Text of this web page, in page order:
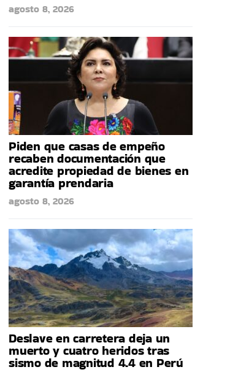
agosto 8, 2026
Piden que casas de empeño
recaben documentación que
acredite propiedad de bienes en
garantía prendaria
agosto 8, 2026
Deslave en carretera deja un
muerto y cuatro heridos tras
sismo de magnitud 4.4 en Perú